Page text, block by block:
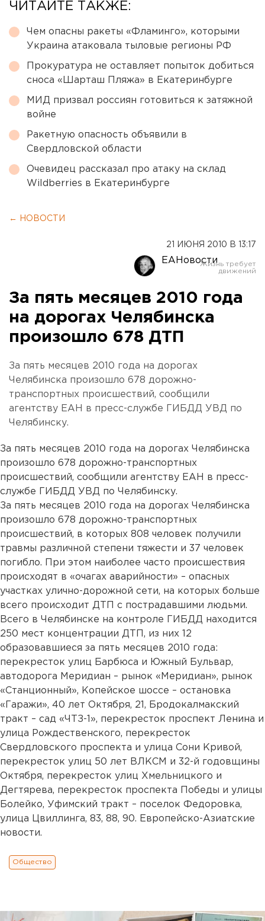
ЧИТАЙТЕ ТАКЖЕ:
Чем опасны ракеты «Фламинго», которыми
Украина атаковала тыловые регионы РФ
Прокуратура не оставляет попыток добиться
сноса «Шарташ Пляжа» в Екатеринбурге
МИД призвал россиян готовиться к затяжной
войне
Ракетную опасность объявили в
Свердловской области
Очевидец рассказал про атаку на склад
Wildberries в Екатеринбурге
← НОВОСТИ
21 ИЮНЯ 2010 В 13:17
ЕАНовости
За пять месяцев 2010 года
на дорогах Челябинска
произошло 678 ДТП
За пять месяцев 2010 года на дорогах
Челябинска произошло 678 дорожно-
транспортных происшествий, сообщили
агентству ЕАН в пресс-службе ГИБДД УВД по
Челябинску.
За пять месяцев 2010 года на дорогах Челябинска
произошло 678 дорожно-транспортных
происшествий, сообщили агентству ЕАН в пресс-
службе ГИБДД УВД по Челябинску.
За пять месяцев 2010 года на дорогах Челябинска
произошло 678 дорожно-транспортных
происшествий, в которых 808 человек получили
травмы различной степени тяжести и 37 человек
погибло. При этом наиболее часто происшествия
происходят в «очагах аварийности» – опасных
участках улично-дорожной сети, на которых больше
всего происходит ДТП с пострадавшими людьми.
Всего в Челябинске на контроле ГИБДД находится
250 мест концентрации ДТП, из них 12
образовавшиеся за пять месяцев 2010 года:
перекресток улиц Барбюса и Южный Бульвар,
автодорога Меридиан – рынок «Меридиан», рынок
«Станционный», Копейское шоссе – остановка
«Гаражи», 40 лет Октября, 21, Бродокалмакский
тракт – сад «ЧТЗ-1», перекресток проспект Ленина и
улица Рождественского, перекресток
Свердловского проспекта и улица Сони Кривой,
перекресток улиц 50 лет ВЛКСМ и 32-й годовщины
Октября, перекресток улиц Хмельницкого и
Дегтярева, перекресток проспекта Победы и улицы
Болейко, Уфимский тракт – поселок Федоровка,
улица Цвиллинга, 83, 88, 90. Европейско-Азиатские
новости.
Общество